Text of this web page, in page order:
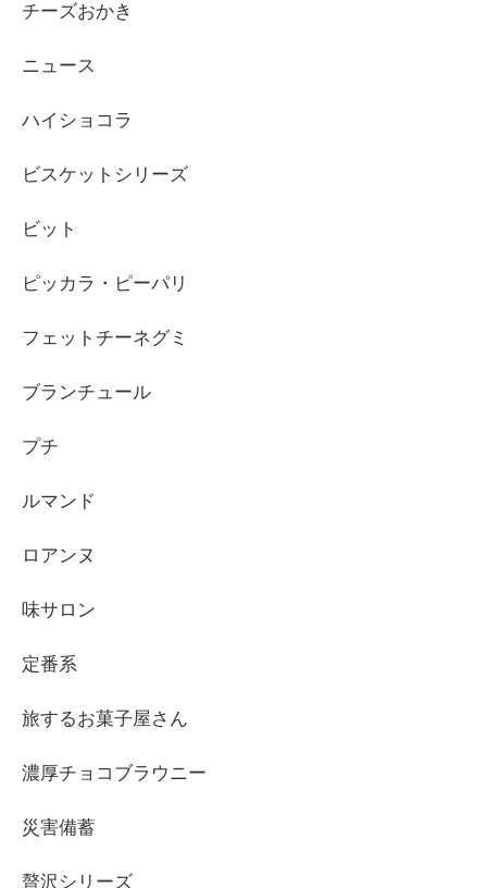
チーズおかき
ニュース
ハイショコラ
ビスケットシリーズ
ビット
ピッカラ・ピーパリ
フェットチーネグミ
ブランチュール
プチ
ルマンド
ロアンヌ
味サロン
定番系
旅するお菓子屋さん
濃厚チョコブラウニー
災害備蓄
贅沢シリーズ